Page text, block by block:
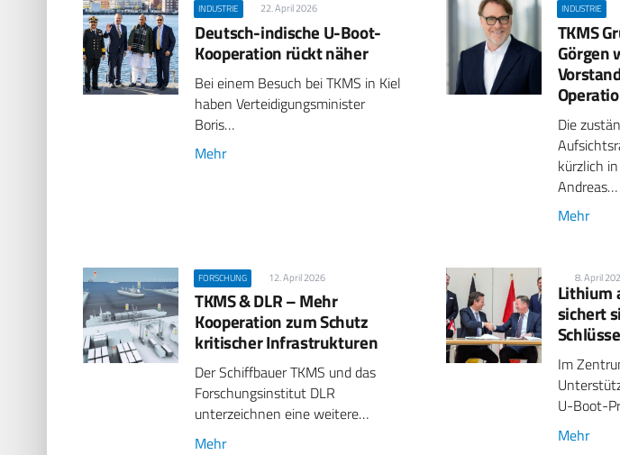
INDUSTRIE 22. April 2026
Deutsch-indische U-Boot-
Kooperation rückt näher
Bei einem Besuch bei TKMS in Kiel
haben Verteidigungsminister
Boris…
Mehr
INDUSTRIE
TKMS
Görgen
Die
kürzlich
Andreas…
Mehr
FORSCHUNG 12. April 2026
TKMS & DLR – Mehr
Kooperation zum Schutz
kritischer Infrastrukturen
Der Schiffbauer TKMS und das
Forschungsinstitut DLR
unterzeichnen eine weitere…
Mehr
8. April
Lithium
sichert
Im
U-Boot-
Mehr